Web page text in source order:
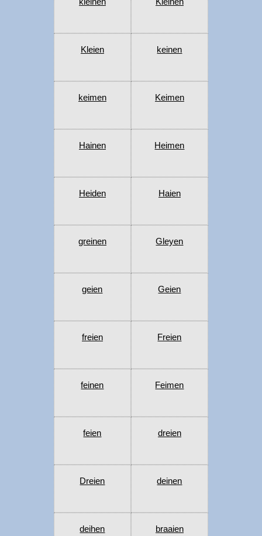
Kleien keinen
keimen Keimen
Hainen Heimen
Heiden Haien
greinen Gleyen
geien Geien
freien Freien
feinen Feimen
feien dreien
Dreien deinen
deihen braaien